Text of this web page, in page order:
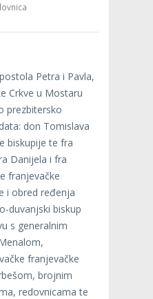
Petra i Pavla,
Crkve u Mostaru
prezbitersko
don Tomislava
biskupije te fra
Danijela i fra
franjevačke
i obred ređenja
duvanjski biskup
s generalnim
franjevačke
brojnim
redovnicama te